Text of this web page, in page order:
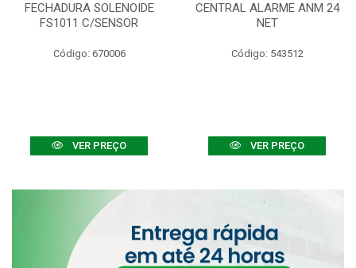
FECHADURA SOLENOIDE
FS1011 C/SENSOR
Código: 670006
VER PREÇO
CENTRAL ALARME ANM 24
NET
Código: 543512
VER PREÇO